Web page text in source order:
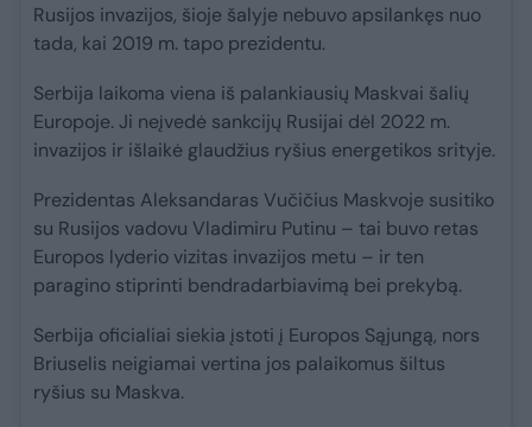
Rusijos invazijos, šioje šalyje nebuvo apsilankęs nuo
tada, kai 2019 m. tapo prezidentu.
Serbija laikoma viena iš palankiausių Maskvai šalių
Europoje. Ji neįvedė sankcijų Rusijai dėl 2022 m.
invazijos ir išlaikė glaudžius ryšius energetikos srityje.
Prezidentas Aleksandaras Vučičius Maskvoje susitiko
su Rusijos vadovu Vladimiru Putinu – tai buvo retas
Europos lyderio vizitas invazijos metu – ir ten
paragino stiprinti bendradarbiavimą bei prekybą.
Serbija oficialiai siekia įstoti į Europos Sąjungą, nors
Briuselis neigiamai vertina jos palaikomus šiltus
ryšius su Maskva.